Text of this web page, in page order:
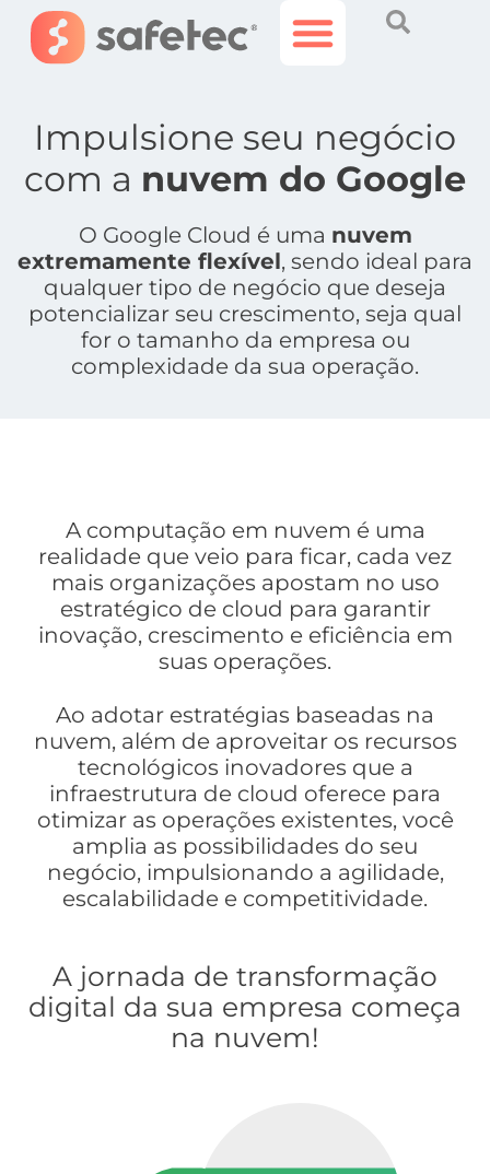
Impulsione seu negócio
com a nuvem do Google
O Google Cloud é uma nuvem
extremamente flexível, sendo ideal para
qualquer tipo de negócio que deseja
potencializar seu crescimento, seja qual
for o tamanho da empresa ou
complexidade da sua operação.
A computação em nuvem é uma
realidade que veio para ficar, cada vez
mais organizações apostam no uso
estratégico de cloud para garantir
inovação, crescimento e eficiência em
suas operações.
Ao adotar estratégias baseadas na
nuvem, além de aproveitar os recursos
tecnológicos inovadores que a
infraestrutura de cloud oferece para
otimizar as operações existentes, você
amplia as possibilidades do seu
negócio, impulsionando a agilidade,
escalabilidade e competitividade.
A jornada de transformação
digital da sua empresa começa
na nuvem!